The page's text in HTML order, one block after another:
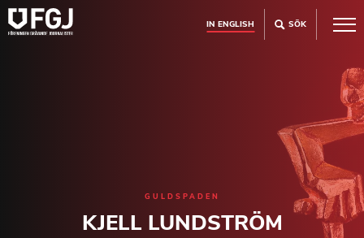
IN ENGLISH SÖK
GULDSPADEN
KJELL LUNDSTRÖM